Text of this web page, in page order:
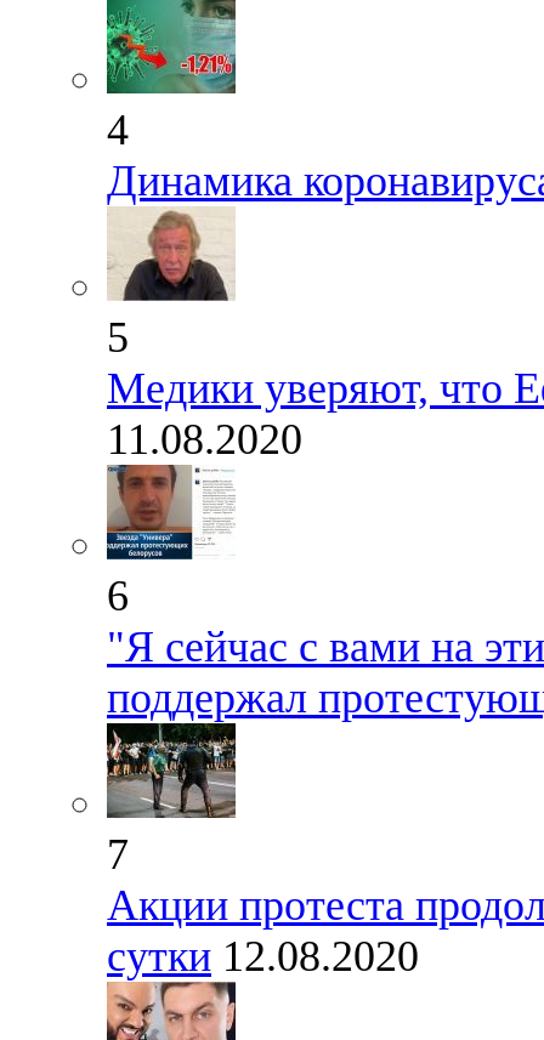
4
Динамика
5
Медики уверяют, что
11.08.2020
6
"Я сейчас с вами на
поддержал
7
Акции протеста
сутки 12.08.2020